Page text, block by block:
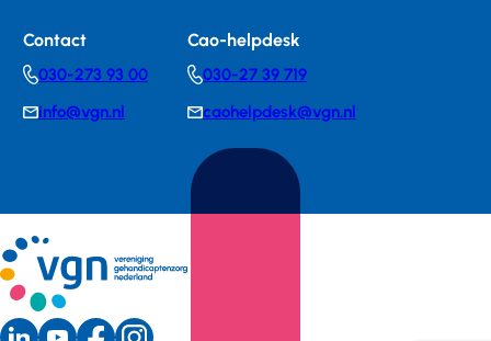
Contact
Telephonenumber
030-273 93 00
E-info@vgn.nl
Cao-helpdesk
Telephonenumber
030-27 39 719
E-
mail
caohelpdesk@vgn.nl